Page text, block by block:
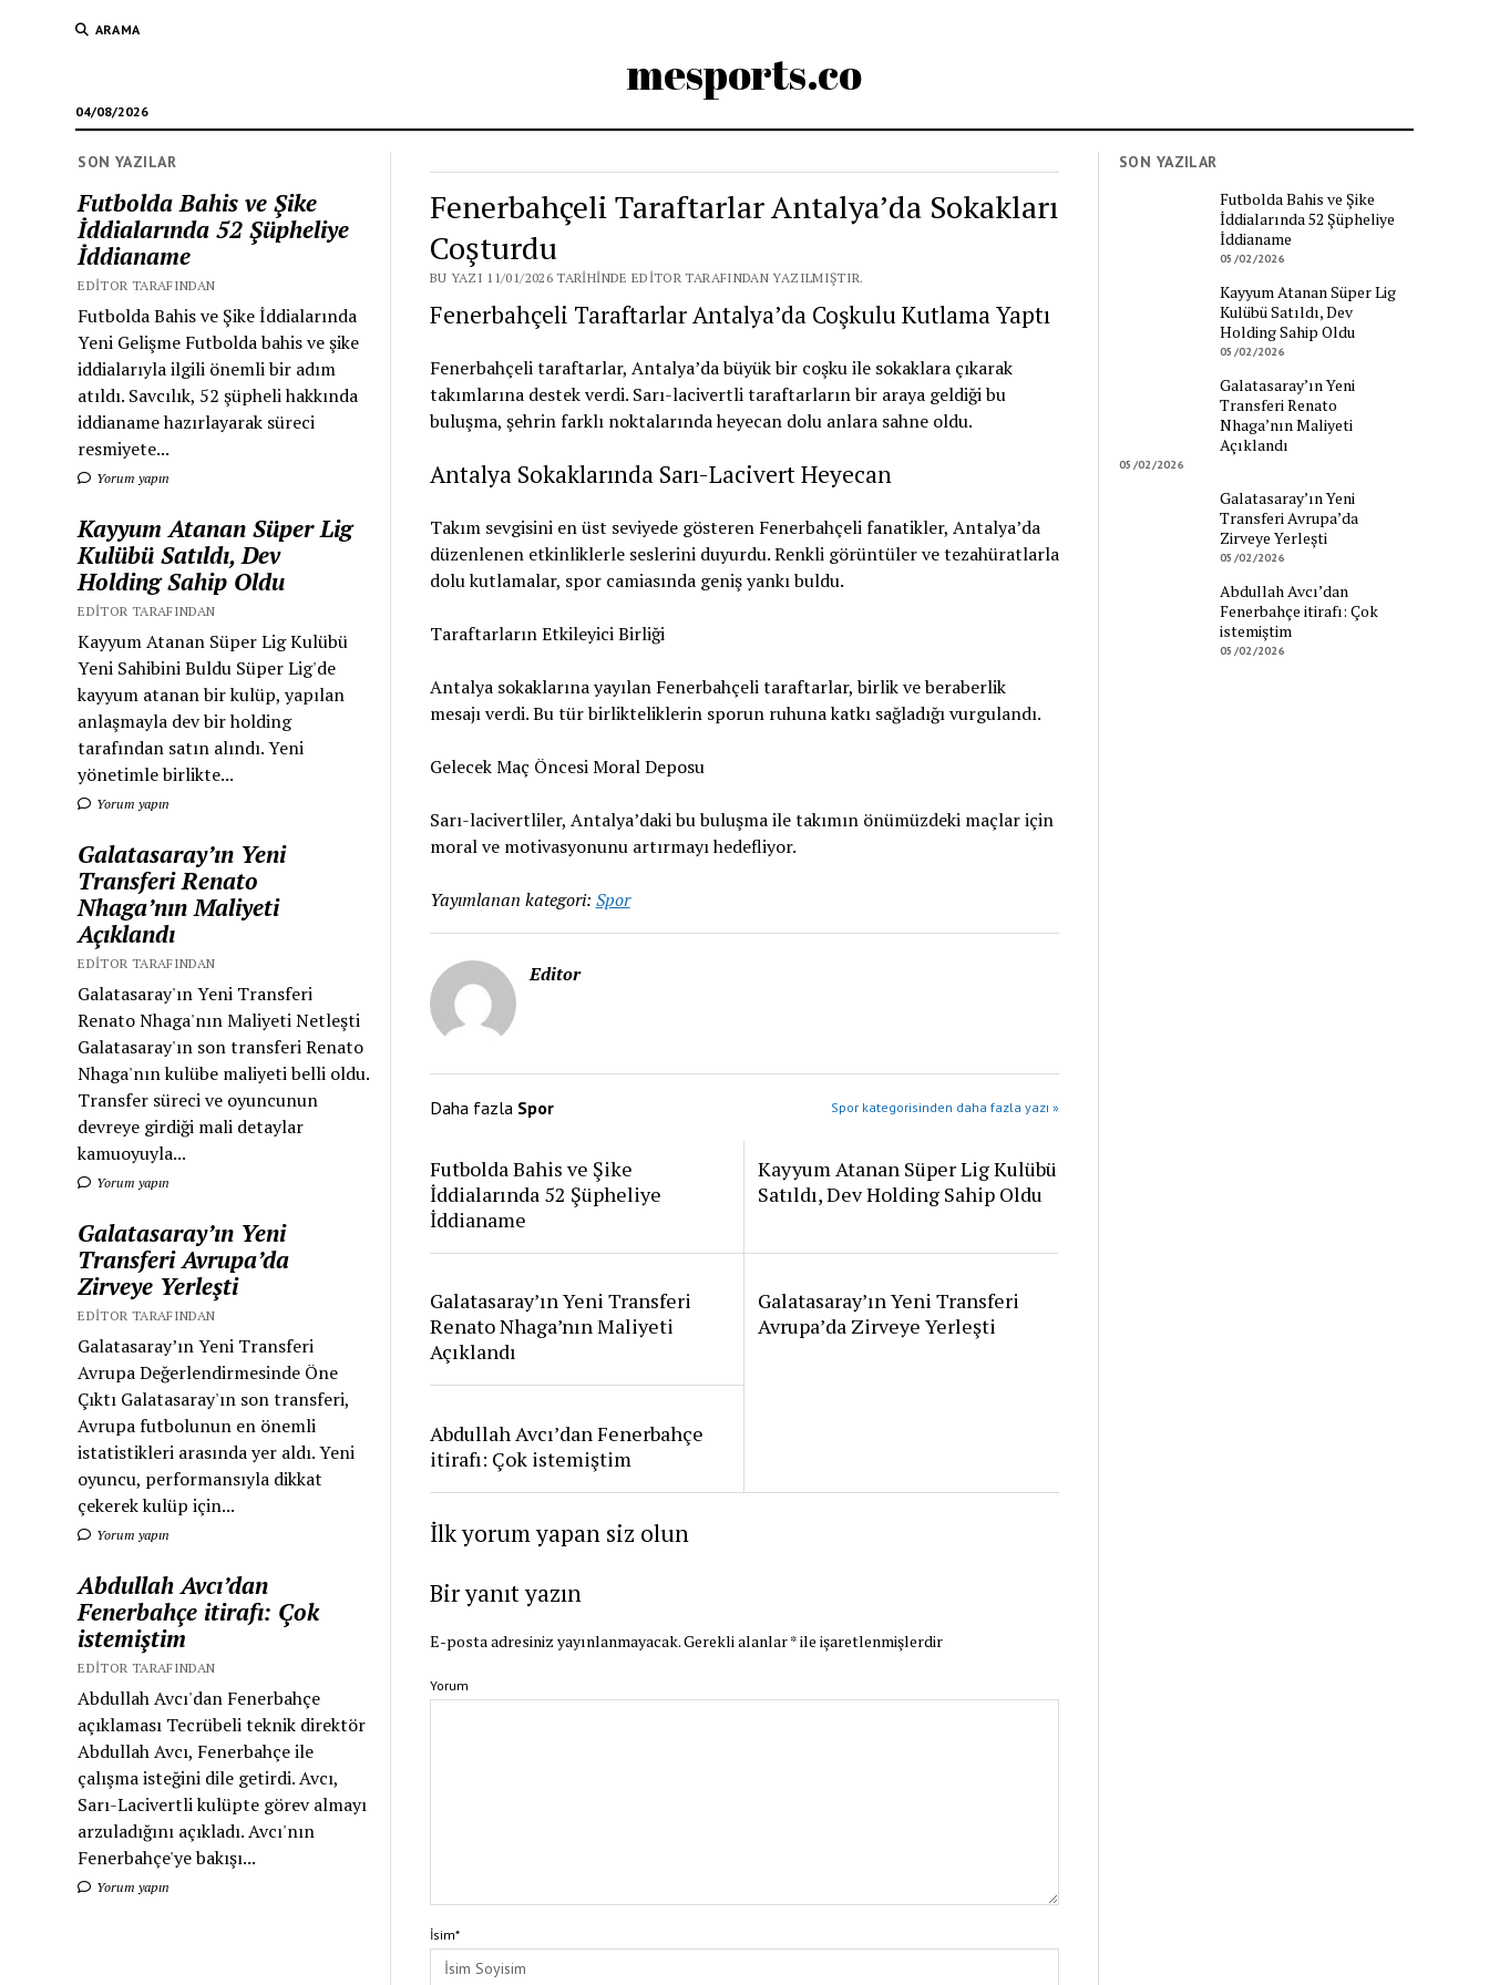
ARAMA
mesports.co
04/08/2026
SON YAZILAR
Futbolda Bahis ve Şike
İddialarında 52 Şüpheliye
İddianame
EDITOR TARAFINDAN
Futbolda Bahis ve Şike İddialarında
Yeni Gelişme Futbolda bahis ve şike
iddialarıyla ilgili önemli bir adım
atıldı. Savcılık, 52 şüpheli hakkında
iddianame hazırlayarak süreci
resmiyete...
Yorum yapın
Kayyum Atanan Süper Lig
Kulübü Satıldı, Dev
Holding Sahip Oldu
EDITOR TARAFINDAN
Kayyum Atanan Süper Lig Kulübü
Yeni Sahibini Buldu Süper Lig'de
kayyum atanan bir kulüp, yapılan
anlaşmayla dev bir holding
tarafından satın alındı. Yeni
yönetimle birlikte...
Yorum yapın
Galatasaray’ın Yeni
Transferi Renato
Nhaga’nın Maliyeti
Açıklandı
EDITOR TARAFINDAN
Galatasaray'ın Yeni Transferi
Renato Nhaga'nın Maliyeti Netleşti
Galatasaray'ın son transferi Renato
Nhaga'nın kulübe maliyeti belli oldu.
Transfer süreci ve oyuncunun
devreye girdiği mali detaylar
kamuoyuyla...
Yorum yapın
Galatasaray’ın Yeni
Transferi Avrupa’da
Zirveye Yerleşti
EDITOR TARAFINDAN
Galatasaray’ın Yeni Transferi
Avrupa Değerlendirmesinde Öne
Çıktı Galatasaray'ın son transferi,
Avrupa futbolunun en önemli
istatistikleri arasında yer aldı. Yeni
oyuncu, performansıyla dikkat
çekerek kulüp için...
Yorum yapın
Abdullah Avcı’dan
Fenerbahçe itirafı: Çok
istemiştim
EDITOR TARAFINDAN
Abdullah Avcı'dan Fenerbahçe
açıklaması Tecrübeli teknik direktör
Abdullah Avcı, Fenerbahçe ile
çalışma isteğini dile getirdi. Avcı,
Sarı-Lacivertli kulüpte görev almayı
arzuladığını açıkladı. Avcı'nın
Fenerbahçe'ye bakışı...
Yorum yapın
Fenerbahçeli Taraftarlar Antalya’da Sokakları
Coşturdu
BU YAZI 11/01/2026 TARIHINDE EDITOR TARAFINDAN YAZILMIŞTIR.
Fenerbahçeli Taraftarlar Antalya’da Coşkulu Kutlama Yaptı
Fenerbahçeli taraftarlar, Antalya’da büyük bir coşku ile sokaklara çıkarak
takımlarına destek verdi. Sarı-lacivertli taraftarların bir araya geldiği bu
buluşma, şehrin farklı noktalarında heyecan dolu anlara sahne oldu.
Antalya Sokaklarında Sarı-Lacivert Heyecan
Takım sevgisini en üst seviyede gösteren Fenerbahçeli fanatikler, Antalya’da
düzenlenen etkinliklerle seslerini duyurdu. Renkli görüntüler ve tezahüratlarla
dolu kutlamalar, spor camiasında geniş yankı buldu.
Taraftarların Etkileyici Birliği
Antalya sokaklarına yayılan Fenerbahçeli taraftarlar, birlik ve beraberlik
mesajı verdi. Bu tür birlikteliklerin sporun ruhuna katkı sağladığı vurgulandı.
Gelecek Maç Öncesi Moral Deposu
Sarı-lacivertliler, Antalya’daki bu buluşma ile takımın önümüzdeki maçlar için
moral ve motivasyonunu artırmayı hedefliyor.
Yayımlanan kategori: Spor
Editor
Daha fazla Spor Spor kategorisinden daha fazla yazı »
Futbolda Bahis ve Şike
İddialarında 52 Şüpheliye
İddianame
Kayyum Atanan Süper Lig Kulübü
Satıldı, Dev Holding Sahip Oldu
Galatasaray’ın Yeni Transferi
Renato Nhaga’nın Maliyeti
Açıklandı
Galatasaray’ın Yeni Transferi
Avrupa’da Zirveye Yerleşti
Abdullah Avcı’dan Fenerbahçe
itirafı: Çok istemiştim
İlk yorum yapan siz olun
Bir yanıt yazın
E-posta adresiniz yayınlanmayacak.Gerekli alanlar*ile işaretlenmişlerdir
Yorum
İsim*
SON YAZILAR
Futbolda Bahis ve Şike
İddialarında 52 Şüpheliye
İddianame
05/02/2026
Kayyum Atanan Süper Lig
Kulübü Satıldı, Dev
Holding Sahip Oldu
05/02/2026
Galatasaray’ın Yeni
Transferi Renato
Nhaga’nın Maliyeti
Açıklandı
05/02/2026
Galatasaray’ın Yeni
Transferi Avrupa’da
Zirveye Yerleşti
05/02/2026
Abdullah Avcı’dan
Fenerbahçe itirafı: Çok
istemiştim
05/02/2026